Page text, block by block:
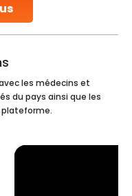
les médecins et
du pays ainsi que les